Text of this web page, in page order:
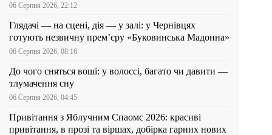
06 Серпня 2026, 22:12
Глядачі — на сцені, дія — у залі: у Чернівцях
готують незвичну прем’єру «Буковинська Мадонна»
06 Серпня 2026, 08:16
До чого сняться воші: у волоссі, багато чи давити —
тлумачення сну
06 Серпня 2026, 04:45
Привітання з Яблучним Спаомс 2026: красиві
привітання, в прозі та віршах, добірка гарних нових